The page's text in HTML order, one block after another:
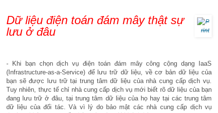
Dữ liệu điện toán đám mây thật sự
lưu ở đâu
- Khi bạn chọn dịch vụ điện toán đám mây công cộng dạng IaaS
(Infrastructure-as-a-Service) để lưu trữ dữ liệu, về cơ bản dữ liệu của
bạn sẽ được lưu trữ tại trung tâm dữ liệu của nhà cung cấp dịch vụ.
Tuy nhiên, thực tế chỉ nhà cung cấp dịch vụ mới biết rõ dữ liệu của bạn
đang lưu trữ ở đâu, tại trung tâm dữ liệu của họ hay tại các trung tâm
dữ liệu của đối tác. Và vì lý do bảo mật các nhà cung cấp dịch vụ